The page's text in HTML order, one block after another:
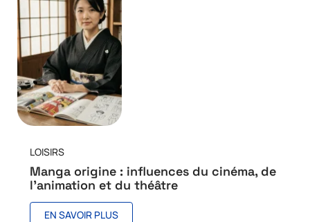
LOISIRS
Manga origine : influences du cinéma, de
l’animation et du théâtre
EN SAVOIR PLUS